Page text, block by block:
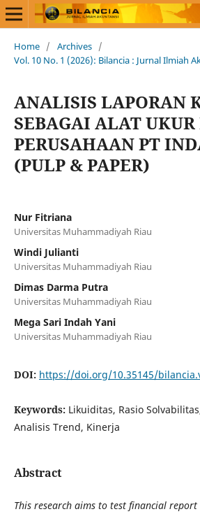
Home / Archives /
Vol. 10 No. 1 (2026): Bilancia : Jurnal Ilmiah
ANALISIS LAPORAN
SEBAGAI ALAT
PERUSAHAAN PT
(PULP & PAPER)
Nur Fitriana
Universitas Muhammadiyah Riau
Windi Julianti
Universitas Muhammadiyah Riau
Dimas Darma Putra
Universitas Muhammadiyah Riau
Mega Sari Indah Yani
Universitas Muhammadiyah Riau
DOI: https://doi.org/10.35145/
Keywords: Likuiditas, Rasio
Analisis Trend, Kinerja
Abstract
This research aims to test financial